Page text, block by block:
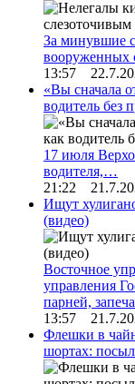
За минувшие
13:57
«Вы сначала
водитель без
17 июля
водителя,…
21:22
Ищут
(видео)
Восточное
управления
парней,
13:57
Флешки в
шортах: